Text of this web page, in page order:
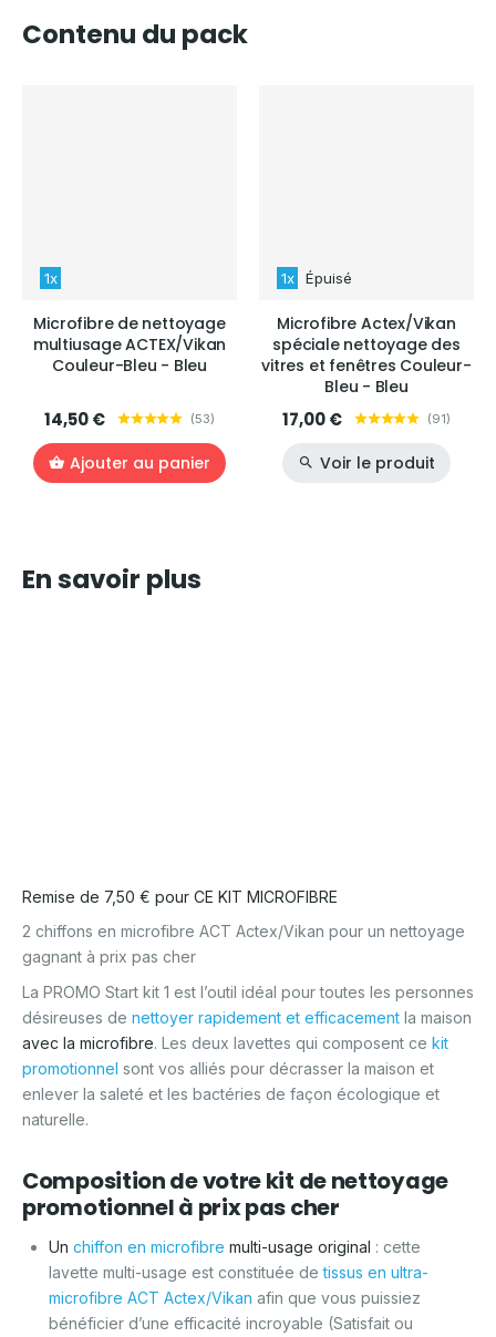
Contenu du pack
1x
Microfibre de nettoyage
multiusage ACTEX/Vikan
Couleur-Bleu - Bleu
14,50 € (53)
Ajouter au panier
1x Épuisé
Microfibre Actex/Vikan
spéciale nettoyage des
vitres et fenêtres Couleur-
Bleu - Bleu
17,00 € (91)
Voir le produit
En savoir plus
Remise de 7,50 € pour CE KIT MICROFIBRE
2 chiffons en microfibre ACT Actex/Vikan pour un nettoyage
gagnant à prix pas cher
La PROMO Start kit 1 est l’outil idéal pour toutes les personnes
désireuses de nettoyer rapidement et efficacement la maison
avec la microfibre. Les deux lavettes qui composent ce kit
promotionnel sont vos alliés pour décrasser la maison et
enlever la saleté et les bactéries de façon écologique et
naturelle.
Composition de votre kit de nettoyage
promotionnel à prix pas cher
Un chiffon en microfibre multi-usage original : cette
lavette multi-usage est constituée detissus en ultra-
microfibre ACT Actex/Vikan afin que vous puissiez
bénéficier d’une efficacité incroyable (Satisfait ou